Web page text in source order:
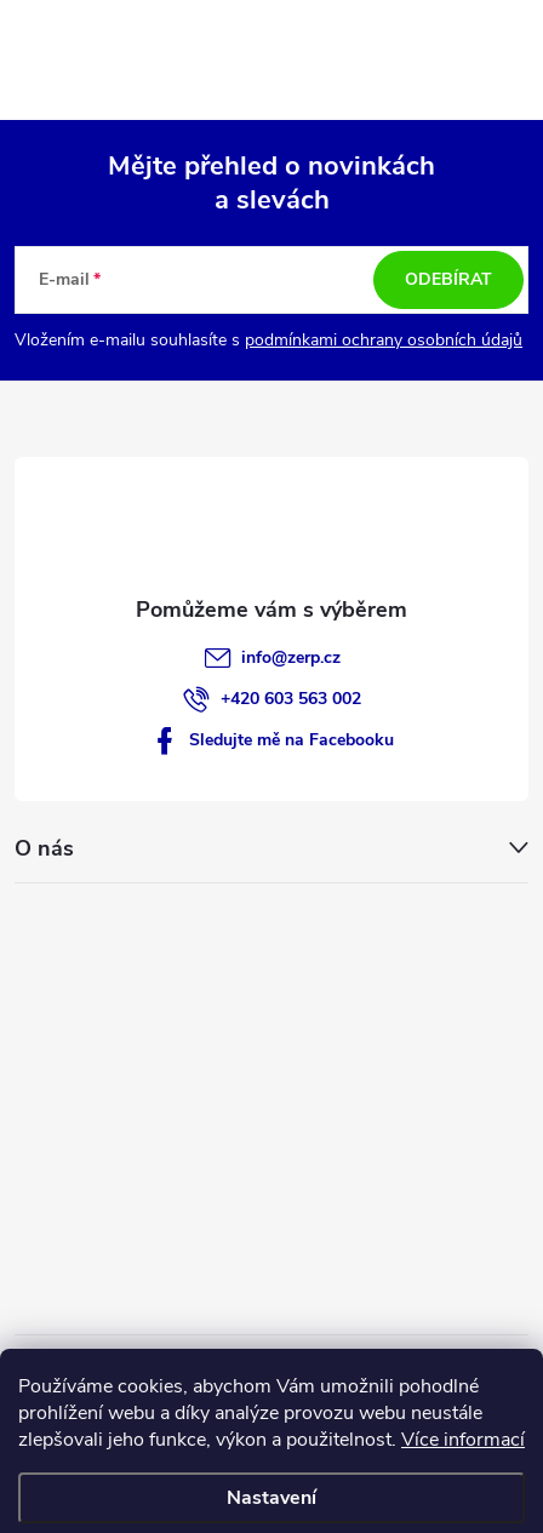
Používáme cookies, abychom Vám umožnili pohodlné
prohlížení webu a díky analýze provozu webu neustále
zlepšovali jeho funkce, výkon a použitelnost. Více informací
Nastavení
v
p
i
p
Mějte přehled o novinkách
a slevách
E-mail
Vložením e-mailu souhlasíte s podmínkami ochrany osobních údajů
ODEBÍRAT
info@zerp.cz
+420 603 563 002
Sledujte mě na Facebooku
O nás